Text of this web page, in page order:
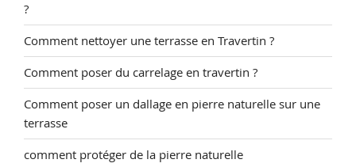
?
Comment nettoyer une terrasse en Travertin ?
Comment poser du carrelage en travertin ?
Comment poser un dallage en pierre naturelle sur une
terrasse
comment protéger de la pierre naturelle